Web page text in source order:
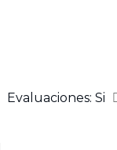
Evaluaciones: Si